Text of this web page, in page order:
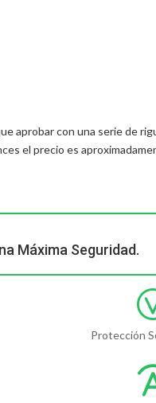
aprobar con una serie de
el precio es
Máxima Seguridad.
Protección